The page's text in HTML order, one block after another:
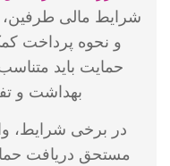
شرایط مالی طرفین،
و نحوه پرداخت
حمایت باید
بهداشت و
در برخی شرایط،
مستحق دریافت